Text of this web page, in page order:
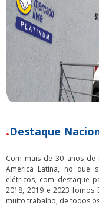
Destaque
Com mais de 30 anos
América Latina, no que
elétricos, com destaque
2018, 2019 e 2023 fomos
muito trabalho, de todos